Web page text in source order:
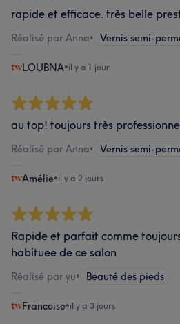
rapide et efficace. très belle
Réalisé par Anna• Vernis semi-
LOUBNA•il y a 1 jour
au top! toujours très
Réalisé par Anna• Vernis semi-
Amélie•il y a 2 jours
Rapide et parfait comme
habituee de ce salon
Réalisé par yu• Beauté des pieds
Francoise•il y a 3 jours